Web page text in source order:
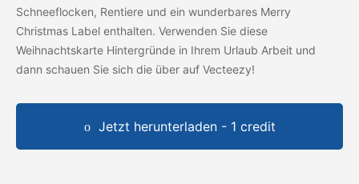
Schneeflocken, Rentiere und ein wunderbares Merry
Christmas Label enthalten. Verwenden Sie diese
Weihnachtskarte Hintergründe in Ihrem Urlaub Arbeit und
dann schauen Sie sich die über auf Vecteezy!
Jetzt herunterladen - 1 credit